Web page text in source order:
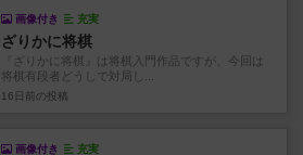
画像付き 充実
ざりかに将棋
『ざりかに将棋』は将棋入門作品ですが、今回は
将棋有段者どうしで対局し...
16日前 の投稿
画像付き 充実